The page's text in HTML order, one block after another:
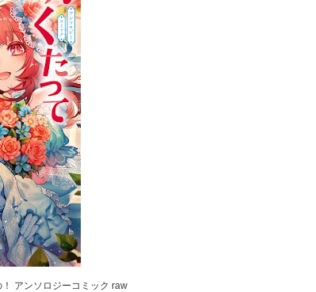
アンソロジーコミック raw